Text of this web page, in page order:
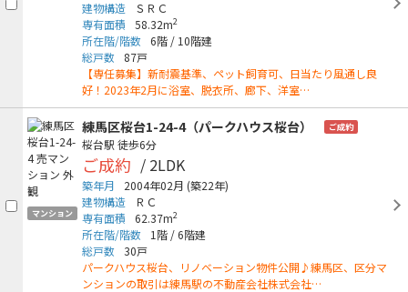
建物構造
ＳＲＣ
専有面積
58.32m2
所在階/階数 6階 / 10階建
総戸数
87戸
【専任募集】新耐震基準、ペット飼育可、日当たり風通し良
好！2023年2月に浴室、脱衣所、廊下、洋室…
マンション
練馬区桜台1-24-4（パークハウス桜台） ご成約
桜台駅 徒歩6分
ご成約 / 2LDK
築年月 2004年02月 (築22年)
建物構造
ＲＣ
専有面積
62.37m2
所在階/階数 1階 /6階建
総戸数 30戸
パークハウス桜台、リノベーション物件公開♪練馬区、区分マ
ンションの取引は練馬駅の不動産会社株式会社…